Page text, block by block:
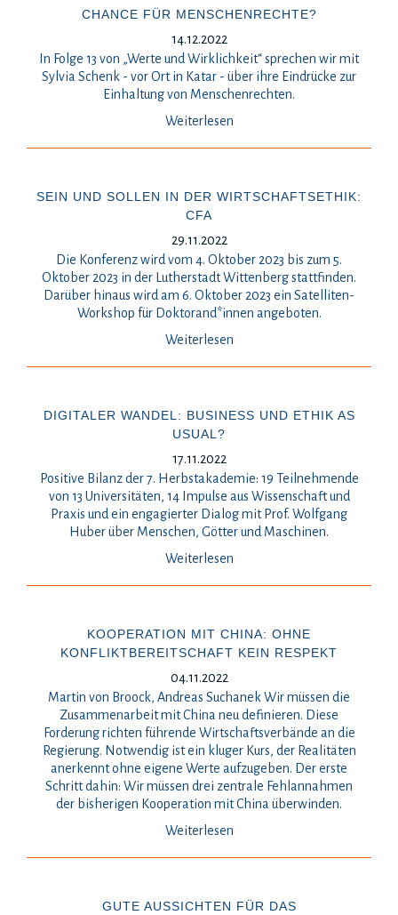
HANCE FÜR MENSCHENRECHTE?
14.12.2022
In Folge 13 von „Werte und Wirklichkeit“ sprechen wir mit
Sylvia Schenk - vor Ort in Katar - über ihre Eindrücke zur
Einhaltung von Menschenrechten.
Weiterlesen
SEIN UND SOLLEN IN DER WIRTSCHAFTSETHIK:
CFA
29.11.2022
Die Konferenz wird vom 4. Oktober 2023 bis zum 5.
Oktober 2023 in der Lutherstadt Wittenberg stattfinden.
Darüber hinaus wird am 6. Oktober 2023 ein Satelliten-
Workshop für Doktorand*innen angeboten.
Weiterlesen
DIGITALER WANDEL: BUSINESS UND ETHIK AS
USUAL?
17.11.2022
Positive Bilanz der 7. Herbstakademie: 19 Teilnehmende
von 13 Universitäten, 14 Impulse aus Wissenschaft und
Praxis und ein engagierter Dialog mit Prof. Wolfgang
Huber über Menschen, Götter und Maschinen.
Weiterlesen
KOOPERATION MIT CHINA: OHNE
KONFLIKTBEREITSCHAFT KEIN RESPEKT
04.11.2022
Martin von Broock, Andreas Suchanek Wir müssen die
Zusammenarbeit mit China neu definieren. Diese
Forderung richten führende Wirtschaftsverbände an die
Regierung. Notwendig ist ein kluger Kurs, der Realitäten
anerkennt ohne eigene Werte aufzugeben. Der erste
Schritt dahin: Wir müssen drei zentrale Fehlannahmen
der bisherigen Kooperation mit China überwinden.
Weiterlesen
GUTE AUSSICHTEN FÜR DAS